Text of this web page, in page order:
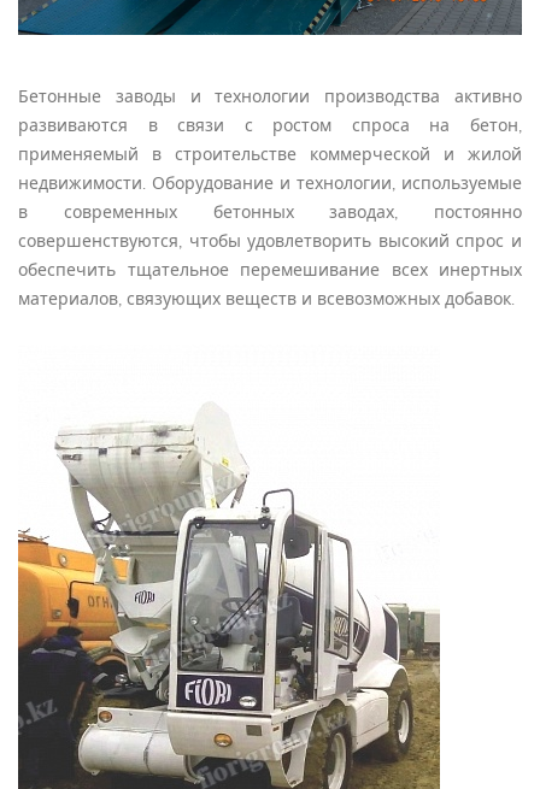
Бетонные заводы и технологии производства активно
развиваются в связи с ростом спроса на бетон,
применяемый в строительстве коммерческой и жилой
недвижимости. Оборудование и технологии, используемые
в современных бетонных заводах, постоянно
совершенствуются, чтобы удовлетворить высокий спрос и
обеспечить тщательное перемешивание всех инертных
материалов, связующих веществ и всевозможных добавок.